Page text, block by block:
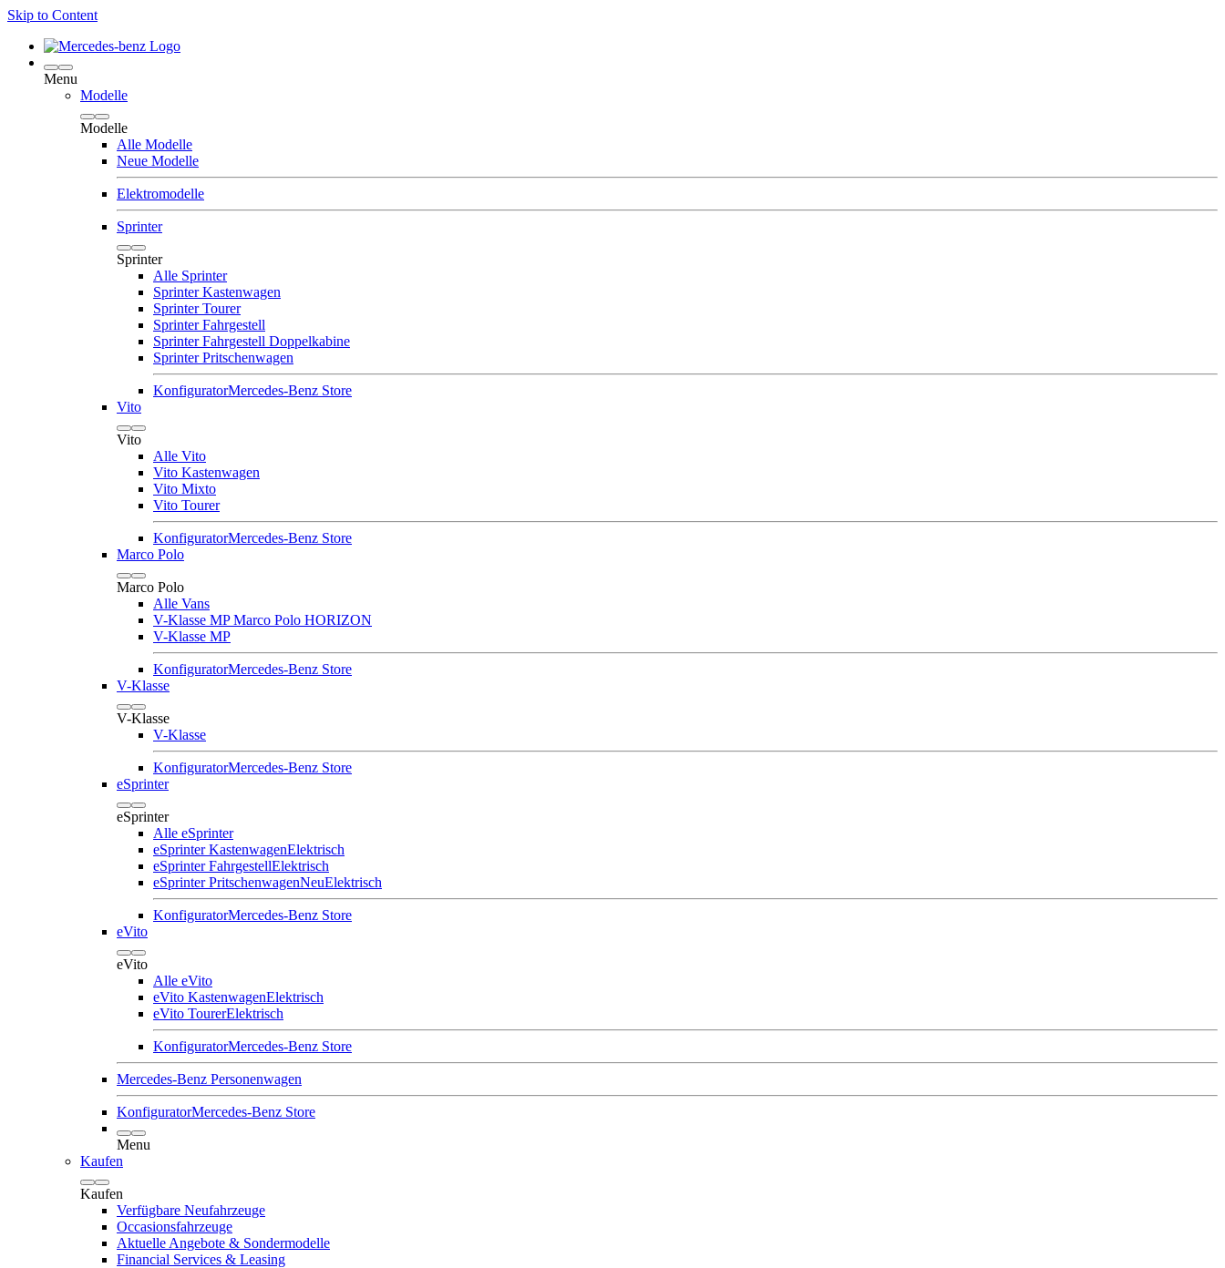
Skip to Content
Menu
Modelle
Modelle
Alle Modelle
Neue Modelle
Elektromodelle
Sprinter
Sprinter
Alle Sprinter
Sprinter Kastenwagen
Sprinter Tourer
Sprinter Fahrgestell
Sprinter Fahrgestell Doppelkabine
Sprinter Pritschenwagen
KonfiguratorMercedes-Benz Store
Vito
Vito
Alle Vito
Vito Kastenwagen
Vito Mixto
Vito Tourer
KonfiguratorMercedes-Benz Store
Marco Polo
Marco Polo
Alle Vans
V-Klasse MP Marco Polo HORIZON
V-Klasse MP
KonfiguratorMercedes-Benz Store
V-Klasse
V-Klasse
V-Klasse
KonfiguratorMercedes-Benz Store
eSprinter
eSprinter
Alle eSprinter
eSprinter KastenwagenElektrisch
eSprinter FahrgestellElektrisch
eSprinter PritschenwagenNeuElektrisch
KonfiguratorMercedes-Benz Store
eVito
eVito
Alle eVito
eVito KastenwagenElektrisch
eVito TourerElektrisch
KonfiguratorMercedes-Benz Store
Mercedes-Benz Personenwagen
KonfiguratorMercedes-Benz Store
Menu
Kaufen
Kaufen
Verfügbare Neufahrzeuge
Occasionsfahrzeuge
Aktuelle Angebote & Sondermodelle
Financial Services & Leasing